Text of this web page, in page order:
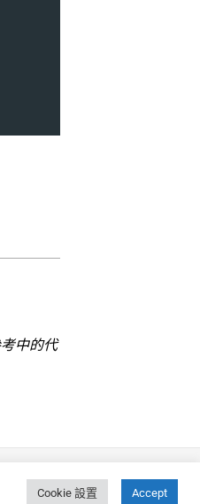
中的代
Cookie 設置 Accept